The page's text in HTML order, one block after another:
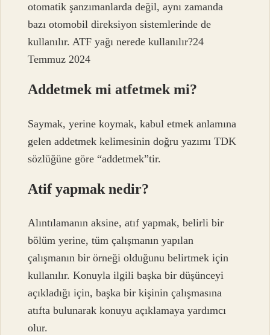
otomatik şanzımanlarda değil, aynı zamanda
bazı otomobil direksiyon sistemlerinde de
kullanılır. ATF yağı nerede kullanılır?24
Temmuz 2024
Addetmek mi atfetmek mi?
Saymak, yerine koymak, kabul etmek anlamına
gelen addetmek kelimesinin doğru yazımı TDK
sözlüğüne göre “addetmek”tir.
Atif yapmak nedir?
Alıntılamanın aksine, atıf yapmak, belirli bir
bölüm yerine, tüm çalışmanın yapılan
çalışmanın bir örneği olduğunu belirtmek için
kullanılır. Konuyla ilgili başka bir düşünceyi
açıkladığı için, başka bir kişinin çalışmasına
atıfta bulunarak konuyu açıklamaya yardımcı
olur.